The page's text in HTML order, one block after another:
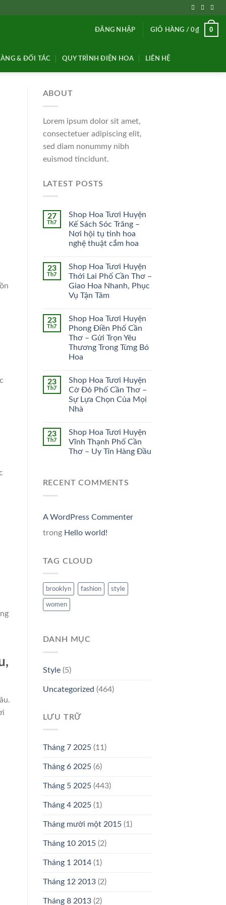
ĐĂNG NHẬP GIỎ HÀNG /0₫ 0
& ĐỐI TÁC QUY TRÌNH ĐIỆN HOA LIÊN HỆ
HOA CÔ DÂU
51 SẢN PHẨM
HOA KHAI TRƯƠNG
ABOUT
Lorem ipsum dolor sit amet,
consectetuer adipiscing elit,
sed diam nonummy nibh
euismod tincidunt.
LATEST POSTS
27
Th7
Shop Hoa Tươi Huyện
Kế Sách Sóc Trăng –
Nơi hội tụ tinh hoa
nghệ thuật cắm hoa
23
Th7
Shop Hoa Tươi Huyện
Thới Lai Phố Cần Thơ –
Giao Hoa Nhanh, Phục
Vụ Tận Tâm
23
Th7
Shop Hoa Tươi Huyện
Phong Điền Phố Cần
Thơ – Gửi Trọn Yêu
Thương Trong Từng Bó
Hoa
23
Th7
Shop Hoa Tươi Huyện
Cờ Đỏ Phố Cần Thơ –
Sự Lựa Chọn Của Mọi
Nhà
23
Th7
Shop Hoa Tươi Huyện
Vĩnh Thạnh Phố Cần
Thơ – Uy Tín Hàng Đầu
RECENT COMMENTS
A WordPress Commenter
trong Hello world!
TAG CLOUD
brooklyn fashion style
women
DANH MỤC
Style(5)
Uncategorized (464)
LƯU TRỮ
Tháng 7 2025(11)
Tháng 6 2025(6)
Tháng 5 2025(443)
Tháng 4 2025(1)
Tháng mười một 2015(1)
Tháng 10 2015(2)
Tháng 1 2014(1)
Tháng 12 2013(2)
Tháng 8 2013(2)